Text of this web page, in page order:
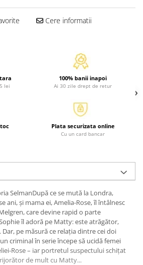
Cere informatii
lei
100% banii inapoi
Ai 30 zile drept de retur
Plata securizata online
Cu un card bancar
SelmanDupă ce se mută la Londra,
ani, și mama ei, Amelia-Rose, îl întâlnesc
care devine rapid o parte
îl adoră pe Matty: este atrăgător,
pe măsură ce relația dintre cei doi
criminal în serie începe să ucidă femei
Rose – iar portretul suspectului schițat
de mult cu Matty...